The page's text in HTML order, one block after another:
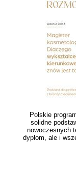
Polskie
solidne
nowoczesnych
dyplom, ale i